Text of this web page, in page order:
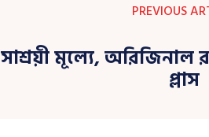
PREVIOUS
সাশ্রয়ী মূল্যে, অরিজিনাল
প্লাস